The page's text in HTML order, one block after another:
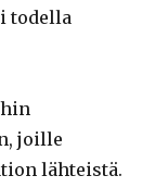
todella
joille
lähteistä.